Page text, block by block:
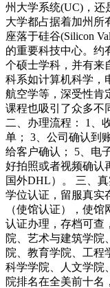
州大学系统(UC)，还
大学都占据着加州所
座落于硅谷(Silicon
的重要科技中心。约
个硕士学科，并有来
科系如计算机科学，
航空学等，深受性肯
课程也吸引了众多不
二、办理流程： 1、
单； 3、公司确认到
给客户确认； 5、电
好拍照或者视频确认
国外DHL）。 三、
学位认证，留服真实
（使馆认证），使
认证办理，存档可查
院、艺术与建筑学院
院、教育学院、工程
科学学院、人文学院
院排名在全美前十名